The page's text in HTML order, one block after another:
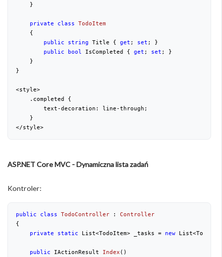
    }
private class TodoItem
    {
public
string Title { get ; set ; }
public
bool IsCompleted { get ; set ; }
    }
}
<style>
    .completed {
        text-decoration: line-through;
    }
</style>
ASP.NET Core MVC - Dynamiczna lista zadań
Kontroler:
public class TodoController : Controller
{
private
static List<TodoItem> _tasks = new
public IActionResult Index ( )